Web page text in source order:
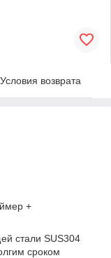
Условия возврата
+
стали SUS304
сроком